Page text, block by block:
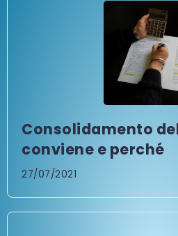
Consolidamento
conviene e perché
27/07/2021